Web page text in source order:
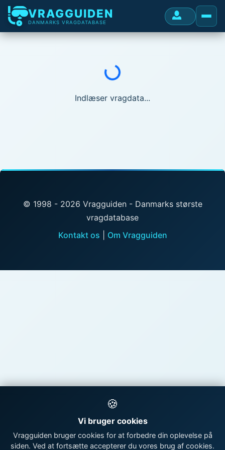
VRAGGUIDEN
DANMARKS VRAGDATABASE
Indlæser...
Indlæser vragdata...
© 1998 - 2026 Vragguiden - Danmarks største
vragdatabase
Kontakt os
Om Vragguiden
🍪
Vi bruger cookies
Vragguiden bruger cookies for at forbedre din oplevelse på
siden. Ved at fortsætte accepterer du vores brug af cookies.